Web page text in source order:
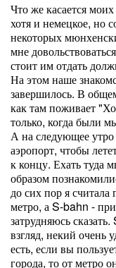
Что же касается
хотя и немецкое, но
некоторых
мне
стоит им отдать
На этом наше
завершилось. В
как там поживает
только, когда были
А на следующее
аэропорт, чтобы
к концу. Ехать туда
образом
до сих пор я
метро, а S-bahn -
затрудняюсь
взгляд, некий очень
есть, если вы
города, то от метро